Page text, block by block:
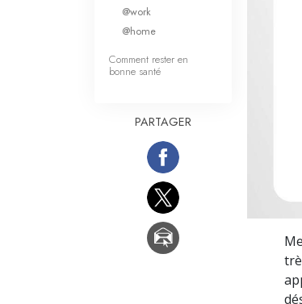
@work
@home
Comment rester en
bonne santé
PARTAGER